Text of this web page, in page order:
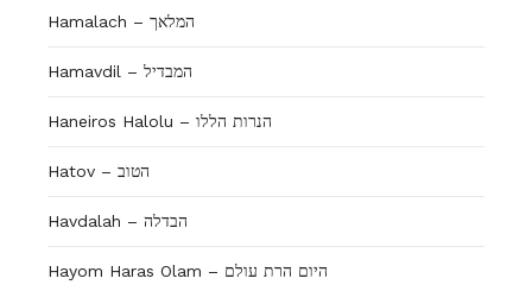
Hamalach – המלאך
Hamavdil – המבדיל
Haneiros Halolu – הנרות הללו
Hatov – הטוב
Havdalah – הבדלה
Hayom Haras Olam – היום הרת עולם